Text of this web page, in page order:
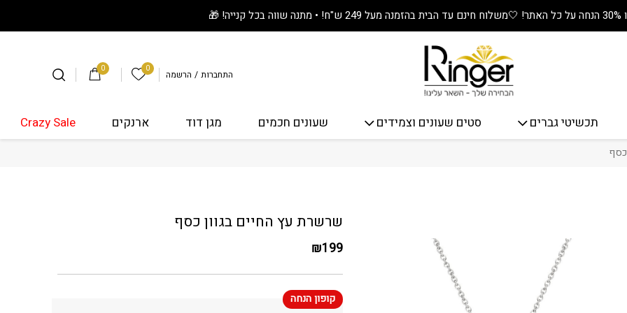
משלוח חינם עד הבית בהזמנה מעל 249 ש"ח! • מתנה שווה בכל קנייה! 🎁
0 0 הרשימה שלי התחברות / הרשמה
תכשיטי גברים סטים שעונים וצמידים שעונים חכמים מגן דוד ארנקים Crazy Sale
שרשרת עץ החיים בגוון כסף
₪199